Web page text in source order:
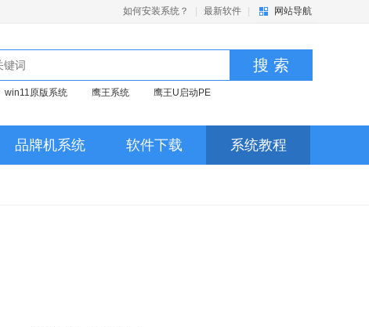
如何安装系统？ 最新软件 网站导航
搜 索
win11原版系统 鹰王系统 鹰王U启动PE
品牌机系统 软件下载 系统教程